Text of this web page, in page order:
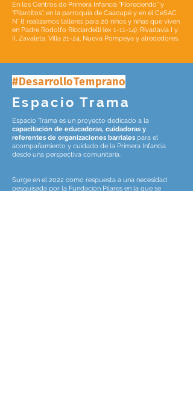
En los Centros de Primera Infancia “Floreciendo” y
“Pilarcitos”, en la parroquia de Caacupé y en el CeSAC
N° 8 realizamos talleres para 20 niños y niñas que viven
en Padre Rodolfo Ricciardelli (ex 1-11-14), Rivadavia I y
II, Zavaleta, Villa 21-24, Nueva Pompeya y alrededores.
#DesarrolloTemprano
Espacio Trama
Espacio Trama es un proyecto dedicado a la
capacitación de educadoras, cuidadoras y
referentes de organizaciones barriales para el
acompañamiento y cuidado de la Primera Infancia
desde una perspectiva comunitaria.
Surge en el 2022 como respuesta a una necesidad
pesquisada por la Fundación Pilares en la que se